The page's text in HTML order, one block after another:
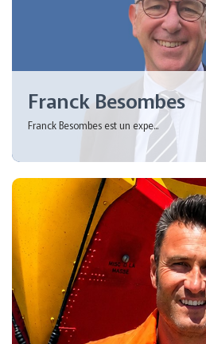
Franck Besombes
Franck Besombes est un expe...